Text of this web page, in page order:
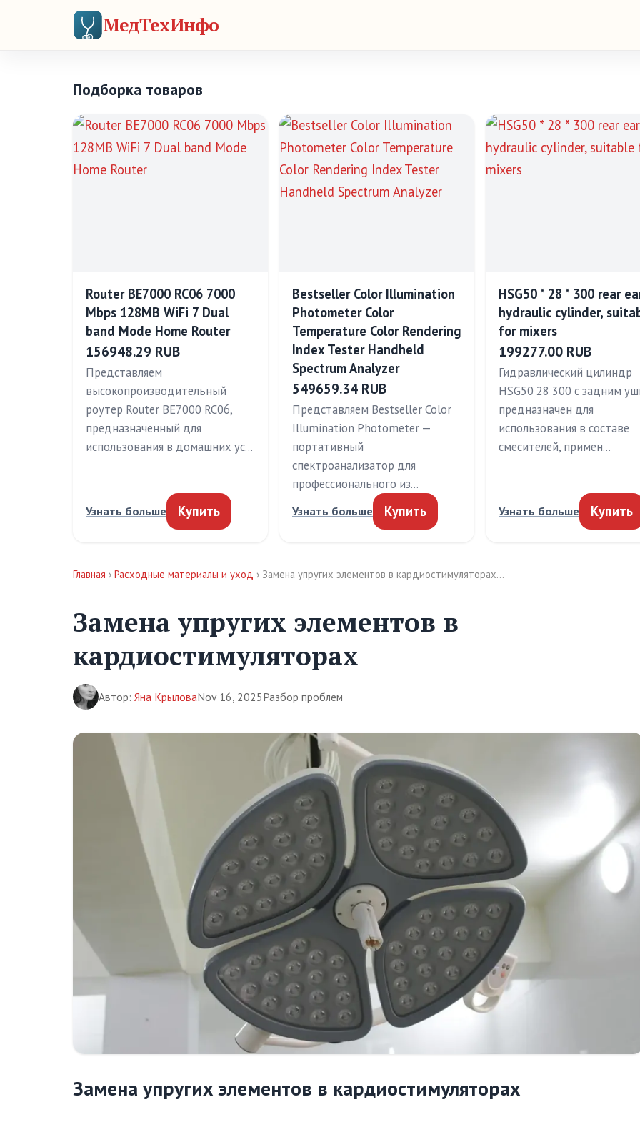
МедТехИнфо
Подборка товаров
Router BE7000 RC06 7000
Mbps 128MB WiFi 7 Dual
band Mode Home Router
156948.29 RUB
Представляем
высокопроизводительный
роутер Router BE7000 RC06,
предназначенный для
использования в домашних ус…
Узнать больше Купить
Bestseller Color Illumination
Photometer Color
Temperature Color Rendering
Index Tester Handheld
Spectrum Analyzer
549659.34 RUB
Представляем Bestseller Color
Illumination Photometer —
портативный
спектроанализатор для
профессионального из…
Узнать больше Купить
HSG50 * 28 * 300 rear
hydraulic cylinder,
for mixers
199277.00 RUB
Гидравлический цилиндр
HSG50 28 300 с задним
предназначен для
использования в составе
смесителей, примен…
Узнать больше Купить
Главная › Расходные материалы и уход › Замена упругих элементов в кардиостимуляторах…
Замена упругих элементов в
кардиостимуляторах
Автор: Яна КрыловаNov 16, 2025Разбор проблем
Замена упругих элементов в кардиостимуляторах